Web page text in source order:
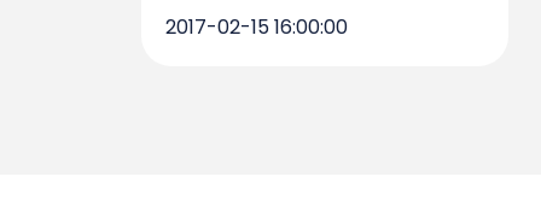
2017-02-15 16:00:00